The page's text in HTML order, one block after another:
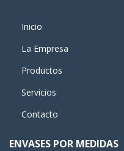
Inicio
La Empresa
Productos
Servicios
Contacto
ENVASES POR MEDIDAS